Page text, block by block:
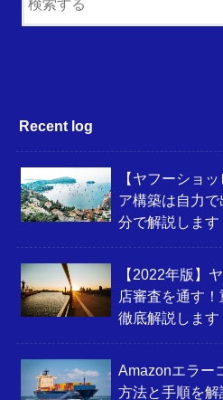
Recent log
【ヤフーショ
ア構築は自力
分で解説します
【2022年版】
店審査を通す
徹底解説します
Amazonエラー
方法と手順を解